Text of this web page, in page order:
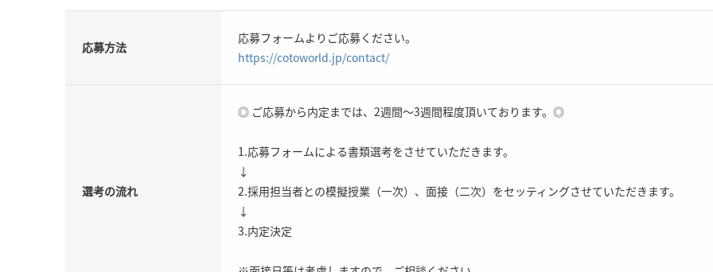
応募方法
応募フォームよりご応募ください。
https://cotoworld.jp/contact/
選考の流れ
◎ ご応募から内定までは、2週間～3週間程度頂いております。◎
1.応募フォームによる書類選考をさせていただきます。
↓
2.採用担当者との模擬授業（一次）、面接（二次）をセッティングさせていただきます。
↓
3.内定決定